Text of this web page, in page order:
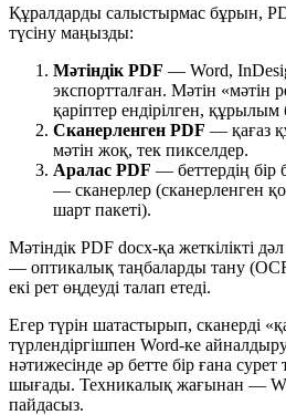
Құралдарды салыстырмас бұрын,
түсіну маңызды:
Мәтіндік PDF — Word,
экспортталған. Мәтін «мәтін
қаріптер ендірілген, құрылым
Сканерленген PDF — қағаз
мәтін жоқ, тек пикселдер.
Аралас PDF — беттердің бір
— сканерлер (сканерленген
шарт пакеті).
Мәтіндік PDF docx-қа жеткілікті
— оптикалық таңбаларды тану
екі рет өңдеуді талап етеді.
Егер түрін шатастырып, сканерді
түрлендіргішпен Word-ке
нәтижесінде әр бетте бір ғана
шығады. Техникалық жағынан —
пайдасыз.